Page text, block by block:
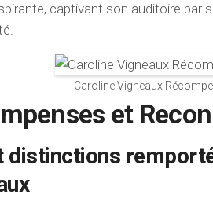
captivant son auditoire par
Caroline Vigneaux
et
distinctions